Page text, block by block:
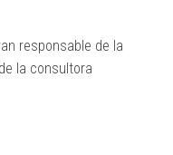
responsable de la
la consultora